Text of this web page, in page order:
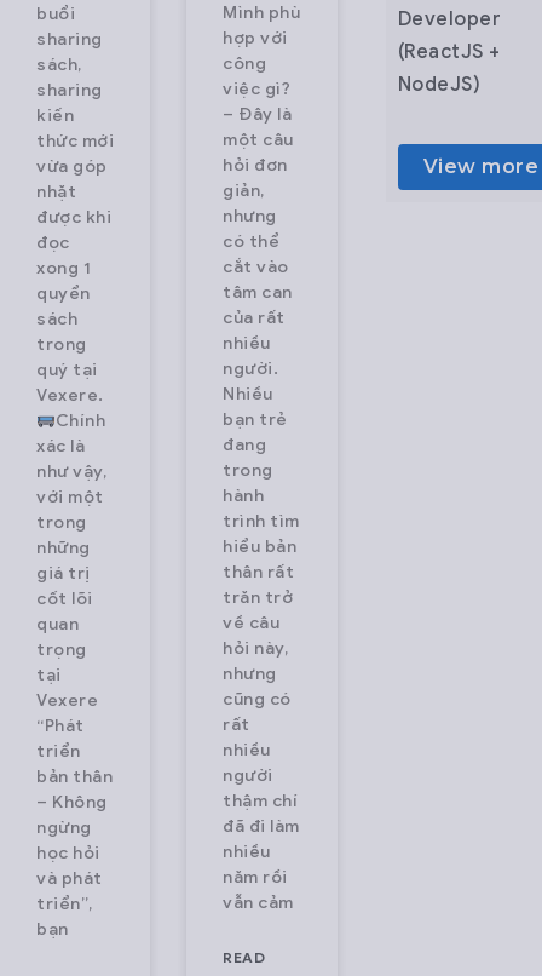
buổi
sharing
sách,
sharing
kiến
thức mới
vừa góp
nhặt
được khi
đọc
xong 1
quyển
sách
trong
quý tại
Vexere.
Chính
xác là
như vậy,
với một
trong
những
giá trị
cốt lõi
quan
trọng
tại
Vexere
“Phát
triển
bản thân
– Không
ngừng
học hỏi
và phát
triển”,
bạn
Mình phù
hợp với
công
việc gì?
– Đây là
một câu
hỏi đơn
giản,
nhưng
có thể
cắt vào
tâm can
của rất
nhiều
người.
Nhiều
bạn trẻ
đang
trong
hành
trình tìm
hiểu bản
thân rất
trăn trở
về câu
hỏi này,
nhưng
cũng có
rất
nhiều
người
thậm chí
đã đi làm
nhiều
năm rồi
vẫn cảm
READ
time – Ca
Đêm
Vexere.com
là hệ thống
vé xe lớn
nhất Việt
Nam, giúp
người dùng
có thể tìm
thông tin
chuyến xe,
hãng xe và
mua vé trực
tuyến với
hàng triệu
lượt truy cập
mỗi tháng.
Vexere đang
hợp tác bán
vé với hơn
600 nhà xe,
phủ rộng hầu
hết các
tuyến đường
View more
Developer
(ReactJS +
NodeJS)
VeXeRe –
View more